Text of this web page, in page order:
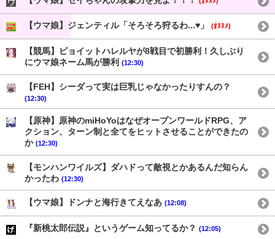
【ウマ娘】ジェンティル「そろそろ狩るわ...♥」 (ｵﾇﾇﾒ)
【競馬】ピョイットハレルヤが8戦目で初勝利！久しぶり
にウマ娘ネーム馬が勝利 (12:30)
【FEH】シーダって実は巨乳じゃなかったりすんの？
(12:30)
【原神】原神のmiHoYoはなぜオープンワールドRPG、ア
クション、ターン制と全てをヒットさせることができたの
か (12:30)
【モンハンワイルズ】ダハドって敵視とかあるんだ知らん
かったわ (12:30)
【ウマ娘】ドンナと海行きてえなあ (12:08)
『新桃太郎伝説』というゲーム知ってるか？ (12:05)